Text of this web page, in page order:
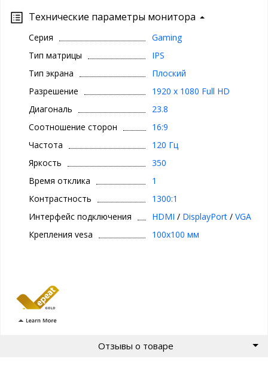
Технические параметры монитора
Серия
Gaming
Тип матрицы
IPS
Тип экрана
Плоский
Разрешение
1920 x 1080 Full HD
Диагональ
23.8
Соотношение сторон
16:9
Частота
120 Гц
Яркость
350
Время отклика
1
Контрастность
1300:1
Интерфейс подключения
HDMI / DisplayPort/ VGA
Крепления vesa
100x100 мм
Отзывы о товаре